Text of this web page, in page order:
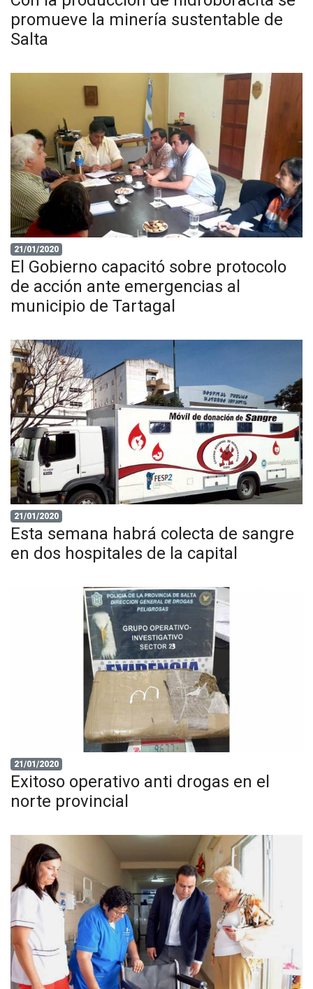
promueve la minería sustentable de
Salta
21/01/2020
El Gobierno capacitó sobre protocolo
de acción ante emergencias al
municipio de Tartagal
21/01/2020
Esta semana habrá colecta de sangre
en dos hospitales de la capital
21/01/2020
Exitoso operativo anti drogas en el
norte provincial